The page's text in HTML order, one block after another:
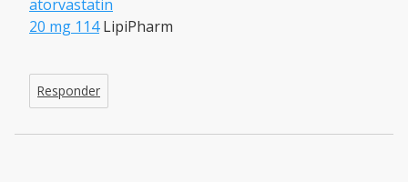
atorvastatin
20 mg 114LipiPharm
Responder